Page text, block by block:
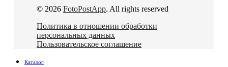
© 2026 FotoPostApp. All rights reserved
Политика в отношении обработки
персональных данных
Пользовательское соглашение
Каталог